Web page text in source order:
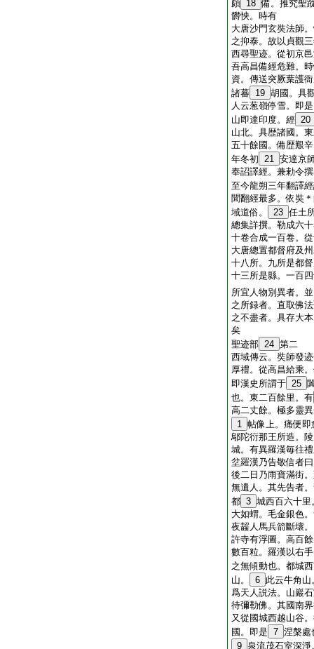
頗 18 備。推究聖
欝怏。時有
大唐沙門玄奘法師
之抑泰。故以貞觀
西尋聖迹。從初京
吾高昌備經危難。
資。傳送突厥葉護
諸蕃 19 胡國。具
人云葱嶺停雪。即
山即達印度。經 20
山北。具歴諸國。
五十餘國。備歴艱
年冬初 21 安達京
奉詔譯經。兼勅令
至今龍朔三年翻譯
聞翻經最多。依奘
域道俗。
23 任土
總集詳撰。勒成六
十卷合成一百卷。
大唐總置都督府及
十八所。九所是都
十三所是縣。一百
所宜人物別異者。並
之所録者。直取佛
之不盡者。具存大
矣
聖迹部 24 第二
西域傳云。奘師發
厚禮。從高昌給乘
即漢史所謂于 25
也。東二百餘里。有
高二丈餘。極多靈
1 帖像上。痛便
鄔陀衍那王所造。
城。有異羅漢毎往
坌羅漢乃告敬信者
後二日乃雨寶滿街
無遺人。其先告者
都 3 城西百六十里
大如蝟。毛金銀色
夜齧人馬兵箭斷壞
許寺有浮圖。高百
數百粒。羅漢以右
之無傾動也。都城
山。
6 此云牛角
爲天人説法。山巖
待彌勒佛。其國南
又從國城西越山谷
國。即是 7 涅槃處
9 泉流茂石室深